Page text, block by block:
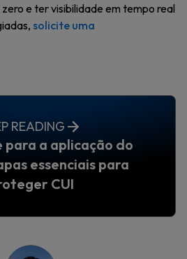
e ter visibilidade em tempo real
solicite uma
READING
para a aplicação do
essenciais para
CUI